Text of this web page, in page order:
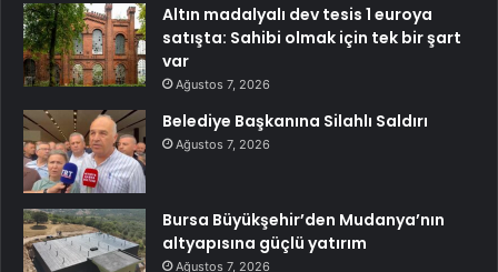
Altın madalyalı dev tesis 1 euroya
satışta: Sahibi olmak için tek bir şart
var
Ağustos 7, 2026
Belediye Başkanına Silahlı Saldırı
Ağustos 7, 2026
Bursa Büyükşehir’den Mudanya’nın
altyapısına güçlü yatırım
Ağustos 7, 2026